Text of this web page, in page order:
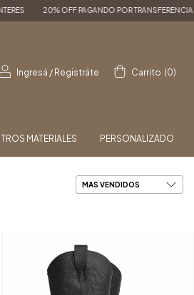
POR TRANSFERENCIA ENVÍOS A TODO EL
Ingresá / Registráte Carrito (0)
MATERIALES PERSONALIZADO